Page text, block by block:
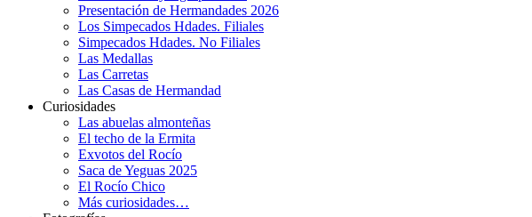
Presentación de Hermandades 2026
Los Simpecados Hdades. Filiales
Simpecados Hdades. No Filiales
Las Medallas
Las Carretas
Las Casas de Hermandad
Curiosidades
Las abuelas almonteñas
El techo de la Ermita
Exvotos del Rocío
Saca de Yeguas 2025
El Rocío Chico
Más curiosidades…